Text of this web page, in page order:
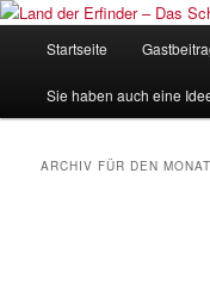
Zum
wechseln
Zum
wechselnLand der
Startseite
Sie haben auch eine
ARCHIV FÜR DEN